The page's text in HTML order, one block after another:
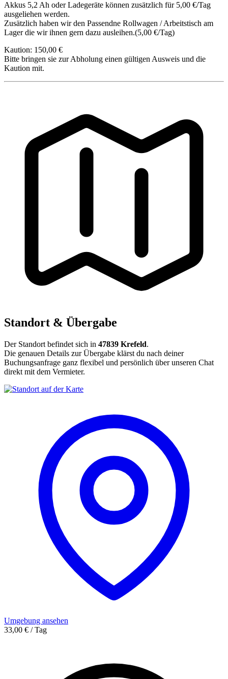
Akkus 5,2 Ah oder Ladegeräte können zusätzlich für 5,00 €/Tag
ausgeliehen werden.
Zusätzlich haben wir den Passendne Rollwagen / Arbeitstisch am
Lager die wir ihnen gern dazu ausleihen.(5,00 €/Tag)
Kaution: 150,00 €
Bitte bringen sie zur Abholung einen gültigen Ausweis und die
Kaution mit.
Standort & Übergabe
Der Standort befindet sich in 47839 Krefeld.
Die genauen Details zur Übergabe klärst du nach deiner
Buchungsanfrage ganz flexibel und persönlich über unseren Chat
direkt mit dem Vermieter.
Umgebung ansehen
33,00 € / Tag